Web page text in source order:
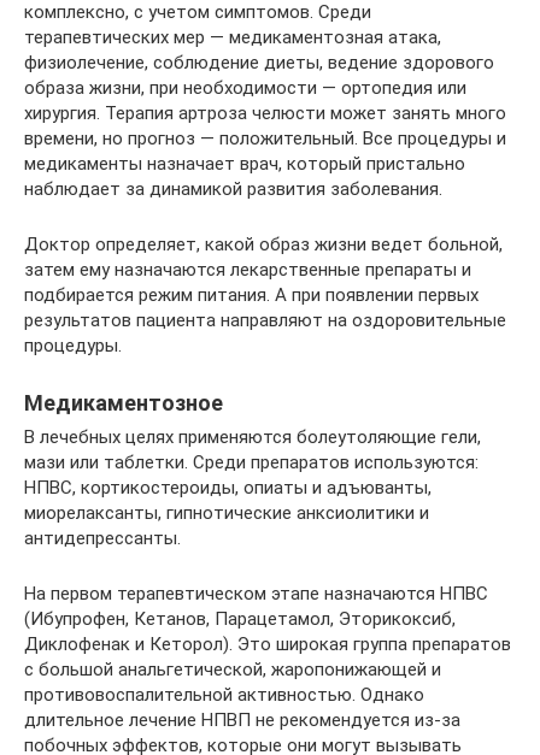
комплексно, с учетом симптомов. Среди
терапевтических мер — медикаментозная атака,
физиолечение, соблюдение диеты, ведение здорового
образа жизни, при необходимости — ортопедия или
хирургия. Терапия артроза челюсти может занять много
времени, но прогноз — положительный. Все процедуры и
медикаменты назначает врач, который пристально
наблюдает за динамикой развития заболевания.
Доктор определяет, какой образ жизни ведет больной,
затем ему назначаются лекарственные препараты и
подбирается режим питания. А при появлении первых
результатов пациента направляют на оздоровительные
процедуры.
Медикаментозное
В лечебных целях применяются болеутоляющие гели,
мази или таблетки. Среди препаратов используются:
НПВС, кортикостероиды, опиаты и адъюванты,
миорелаксанты, гипнотические анксиолитики и
антидепрессанты.
На первом терапевтическом этапе назначаются НПВС
(Ибупрофен, Кетанов, Парацетамол, Эторикоксиб,
Диклофенак и Кеторол). Это широкая группа препаратов
с большой анальгетической, жаропонижающей и
противовоспалительной активностью. Однако
длительное лечение НПВП не рекомендуется из-за
побочных эффектов, которые они могут вызывать